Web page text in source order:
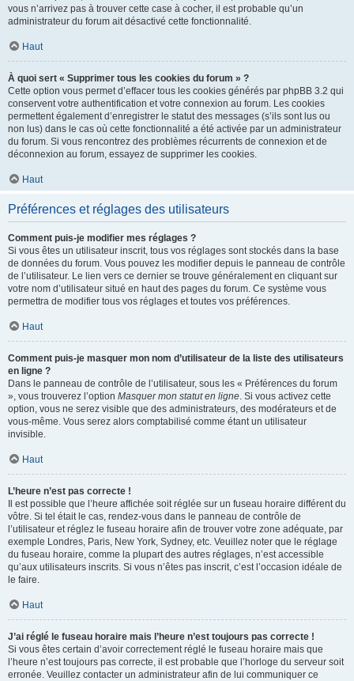
vous n’arrivez pas à trouver cette case à cocher, il est probable qu’un
administrateur du forum ait désactivé cette fonctionnalité.
Haut
À quoi sert « Supprimer tous les cookies du forum » ?
Cette option vous permet d’effacer tous les cookies générés par phpBB 3.2 qui
conservent votre authentification et votre connexion au forum. Les cookies
permettent également d’enregistrer le statut des messages (s’ils sont lus ou
non lus) dans le cas où cette fonctionnalité a été activée par un administrateur
du forum. Si vous rencontrez des problèmes récurrents de connexion et de
déconnexion au forum, essayez de supprimer les cookies.
Haut
Préférences et réglages des utilisateurs
Comment puis-je modifier mes réglages ?
Si vous êtes un utilisateur inscrit, tous vos réglages sont stockés dans la base
de données du forum. Vous pouvez les modifier depuis le panneau de contrôle
de l’utilisateur. Le lien vers ce dernier se trouve généralement en cliquant sur
votre nom d’utilisateur situé en haut des pages du forum. Ce système vous
permettra de modifier tous vos réglages et toutes vos préférences.
Haut
Comment puis-je masquer mon nom d’utilisateur de la liste des utilisateurs
en ligne ?
Dans le panneau de contrôle de l’utilisateur, sous les « Préférences du forum
», vous trouverez l’option Masquer mon statut en ligne. Si vous activez cette
option, vous ne serez visible que des administrateurs, des modérateurs et de
vous-même. Vous serez alors comptabilisé comme étant un utilisateur
invisible.
Haut
L’heure n’est pas correcte !
Il est possible que l’heure affichée soit réglée sur un fuseau horaire différent du
vôtre. Si tel était le cas, rendez-vous dans le panneau de contrôle de
l’utilisateur et réglez le fuseau horaire afin de trouver votre zone adéquate, par
exemple Londres, Paris, New York, Sydney, etc. Veuillez noter que le réglage
du fuseau horaire, comme la plupart des autres réglages, n’est accessible
qu’aux utilisateurs inscrits. Si vous n’êtes pas inscrit, c’est l’occasion idéale de
le faire.
Haut
J’ai réglé le fuseau horaire mais l’heure n’est toujours pas correcte !
Si vous êtes certain d’avoir correctement réglé le fuseau horaire mais que
l’heure n’est toujours pas correcte, il est probable que l’horloge du serveur soit
erronée. Veuillez contacter un administrateur afin de lui communiquer ce